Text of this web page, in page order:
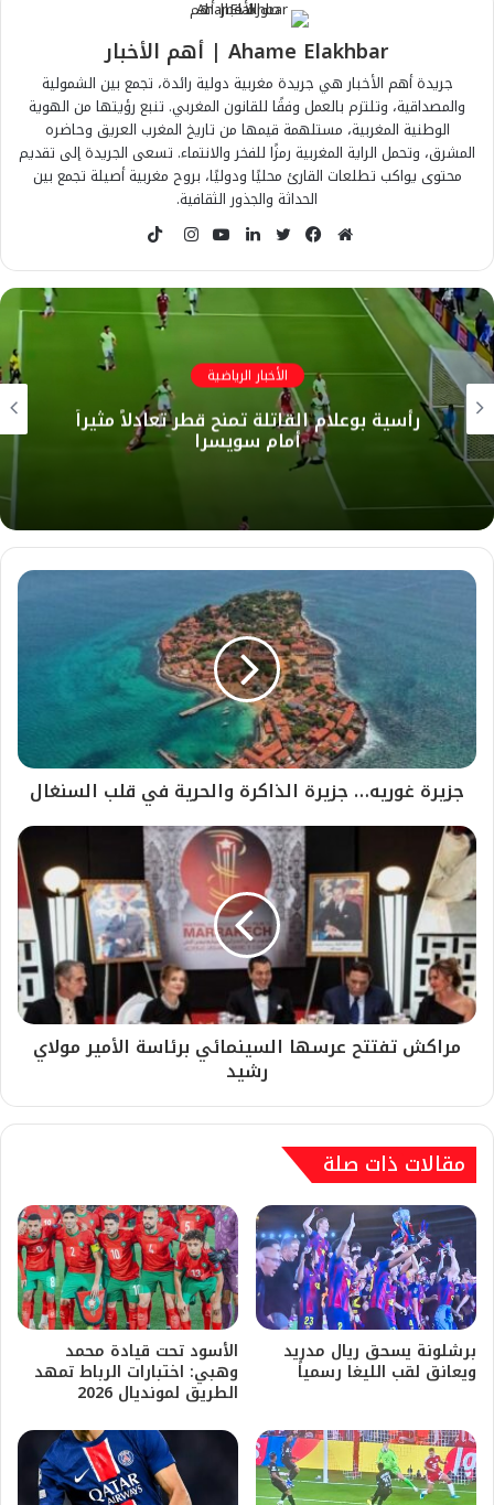
Ahame Elakhbar | أهم الأخبار
جريدة أهم الأخبار هي جريدة مغربية دولية رائدة، تجمع بين الشمولية
والمصداقية، وتلتزم بالعمل وفقًا للقانون المغربي. تنبع رؤيتها من الهوية
الوطنية المغربية، مستلهمة قيمها من تاريخ المغرب العريق وحاضره
المشرق، وتحمل الراية المغربية رمزًا للفخر والانتماء. تسعى الجريدة إلى تقديم
محتوى يواكب تطلعات القارئ محليًا ودوليًا، بروح مغربية أصيلة تجمع بين
الحداثة والجذور الثقافية.
م
و
ق
ا
و
ب
ف
ي
س
و
ك
ت
و
ي
ت
ر
ل
ي
ن
د
إ
ن
ي
و
ت
و
ب
ا
ن
س
ا
k
T
الأخبار الرياضية
​رأسية بوعلام القاتلة تمنح قطر تعادلاً مثيراً
أمام سويسرا
جزيرة غوريه… جزيرة الذاكرة والحرية في قلب السنغال
مراكش تفتتح عرسها السينمائي برئاسة الأمير مولاي
رشيد
مقالات ذات صلة
برشلونة يسحق ريال مدريد
ويعانق لقب الليغا رسمياً
​الأسود تحت قيادة محمد
وهبي: اختبارات الرباط تمهد
الطريق لمونديال 2026